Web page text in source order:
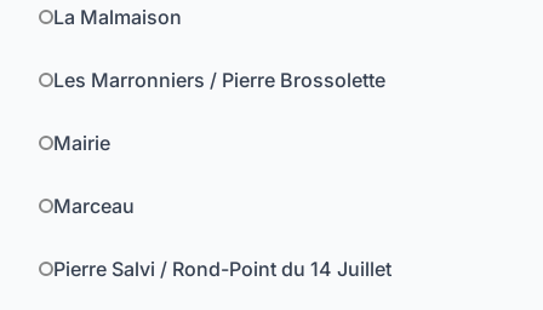
La Malmaison
Les Marronniers / Pierre Brossolette
Mairie
Marceau
Pierre Salvi / Rond-Point du 14 Juillet